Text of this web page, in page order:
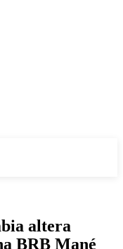
altera
BRB Mané